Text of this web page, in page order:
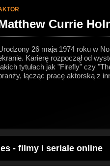
Currie
26 maja 1974 roku w
Karierę rozpoczął od
tytułach jak "Firefly" czy
łącząc pracę aktorską z
- filmy i seriale online